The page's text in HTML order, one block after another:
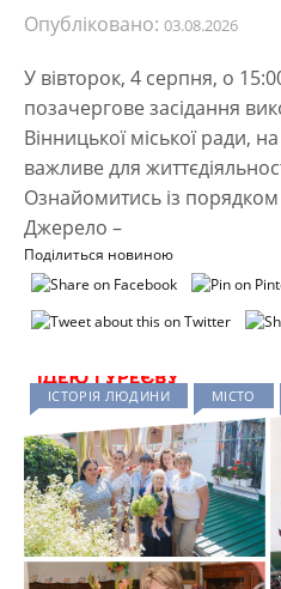
Опубліковано: 03.08.2026
У вівторок, 4 серпня, о
позачергове засідання
Вінницької міської ради,
важливе для
Ознайомитись із
Джерело –
Поділиться новиною
ІСТОРІЯ ЛЮДИНИ МІСТО